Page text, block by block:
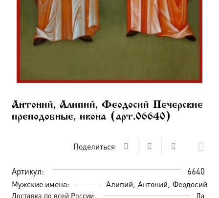
Антоний, Алипий, Феодосий Печерские
преподобные, икона (арт.06640)
Поделиться
Артикул: 6640
Мужские имена: Алипий Антоний Феодосий
Доставка по всей России: Да